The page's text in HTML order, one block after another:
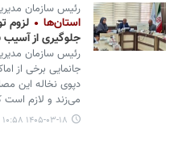
رئیس سازمان
استان‌ها
لزوم
جلوگیری از
رئیس سازمان
جانمایی برخی از
دپوی نخاله این
می‌زند و لازم است
۱۴۰۵-۰۳-۱۸ ۱۰:۵۸